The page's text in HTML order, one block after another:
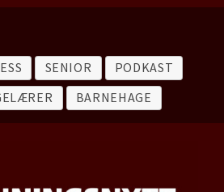
SENIOR
PODKAST
BARNEHAGE